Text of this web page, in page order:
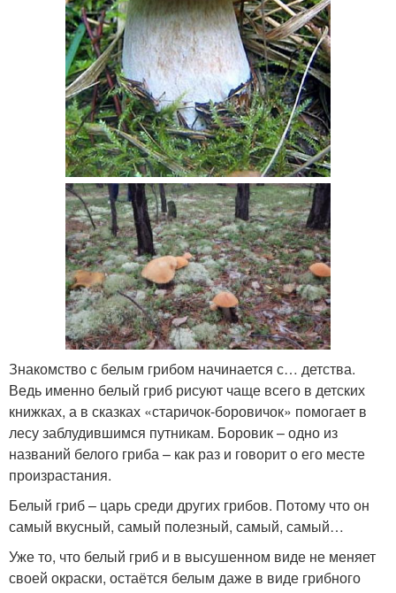
Знакомство с белым грибом начинается с… детства.
Ведь именно белый гриб рисуют чаще всего в детских
книжках, а в сказках «старичок-боровичок» помогает в
лесу заблудившимся путникам. Боровик – одно из
названий белого гриба – как раз и говорит о его месте
произрастания.
Белый гриб – царь среди других грибов. Потому что он
самый вкусный, самый полезный, самый, самый…
Уже то, что белый гриб и в высушенном виде не меняет
своей окраски, остаётся белым даже в виде грибного